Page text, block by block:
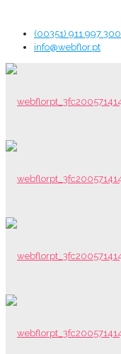
(00351) 911 997 300
info@webflor.pt